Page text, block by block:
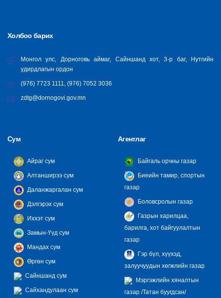
Холбоо барих
Монгол улс, Дорноговь аймаг, Сайншанд хот, 3-р баг, Нутгийн
удирдлагын ордон
(976) 7723 1111, (976) 7052 3036
zdtg@dornogovi.gov.mn
Сум
Айраг сум
Алтанширээ сум
Даланжаргалан сум
Дэлгэрэх сум
Иххэт сум
Замын-Үүд сум
Мандах сум
Өргөн сум
Сайншанд сум
Сайхандулаан сум
Агентлаг
Байгаль орчны газар
Биеийн тамир, спортын
газар
Боловсролын газар
Газрын харилцаа,
барилга, хот байгуулалтын
газар
Гэр бүл, хүүхэд,
залуучуудын хөгжлийн газар
Мэргэжлийн хяналтын
газар /Татан буугдсан/